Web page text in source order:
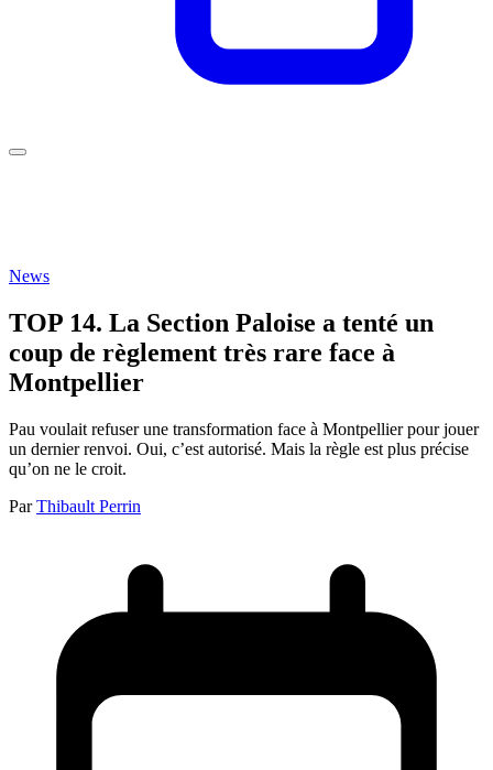
News
TOP 14. La Section Paloise a tenté un
coup de règlement très rare face à
Montpellier
Pau voulait refuser une transformation face à Montpellier pour jouer
un dernier renvoi. Oui, c’est autorisé. Mais la règle est plus précise
qu’on ne le croit.
Par Thibault Perrin